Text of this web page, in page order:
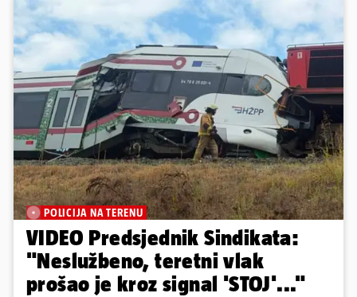
POLICIJA NA TERENU
VIDEO Predsjednik Sindikata:
"Neslužbeno, teretni vlak
prošao je kroz signal 'STOJ'..."